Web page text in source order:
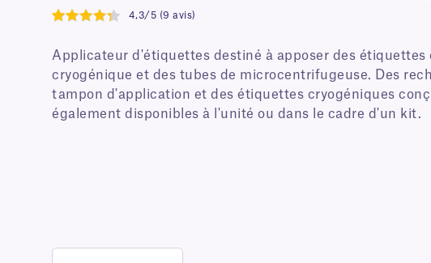
4,3/5 (9 avis)
Applicateur d'étiquettes destiné à apposer des
cryogénique et des tubes de microcentrifugeuse. Des
tampon d'application et des étiquettes cryogéniques
également disponibles à l'unité ou dans le cadre d'un kit.